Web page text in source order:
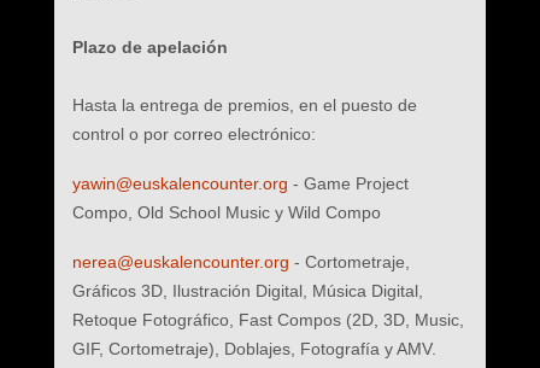
Plazo de apelación
Hasta la entrega de premios, en el puesto de
control o por correo electrónico:
yawin@euskalencounter.org - Game Project
Compo, Old School Music y Wild Compo
nerea@euskalencounter.org - Cortometraje,
Gráficos 3D, Ilustración Digital, Música Digital,
Retoque Fotográfico, Fast Compos (2D, 3D, Music,
GIF, Cortometraje), Doblajes, Fotografía y AMV.